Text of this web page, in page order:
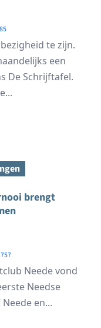
te zijn.
een
De Schrijftafel.
brengt
Neede vond
Needse
en...